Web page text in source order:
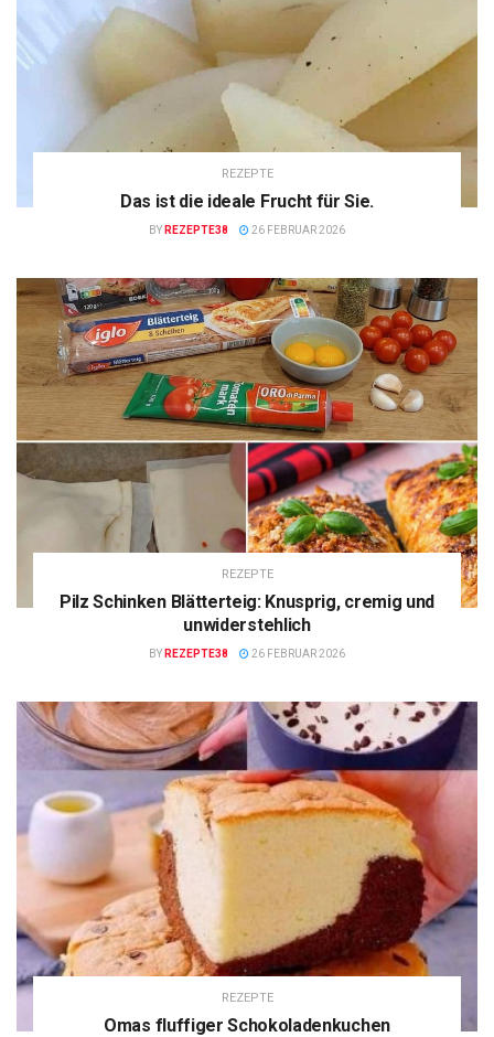
REZEPTE
Das ist die ideale Frucht für Sie.
BY REZEPTE38 26 FEBRUAR 2026
REZEPTE
Pilz Schinken Blätterteig: Knusprig, cremig und
unwiderstehlich
BY REZEPTE38 26 FEBRUAR 2026
REZEPTE
Omas fluffiger Schokoladenkuchen